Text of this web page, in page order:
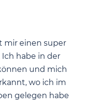
mir einen super
habe in der
und mich
wo ich im
gelegen habe